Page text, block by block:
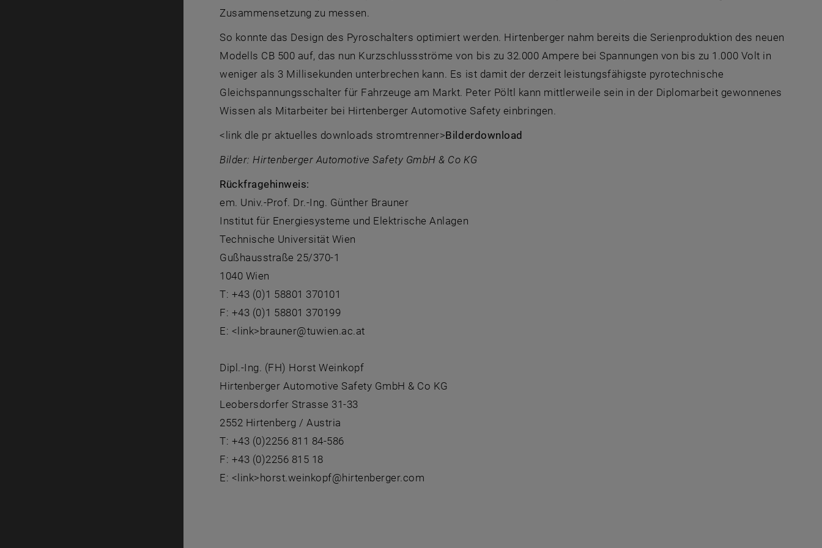
Zusammensetzung zu messen.
So konnte das Design des Pyroschalters optimiert werden. Hirtenberger nahm bereits die Serienproduktion des neuen
Modells CB 500 auf, das nun Kurzschlussströme von bis zu 32.000 Ampere bei Spannungen von bis zu 1.000 Volt in
weniger als 3 Millisekunden unterbrechen kann. Es ist damit der derzeit leistungsfähigste pyrotechnische
Gleichspannungsschalter für Fahrzeuge am Markt. Peter Pöltl kann mittlerweile sein in der Diplomarbeit gewonnenes
Wissen als Mitarbeiter bei Hirtenberger Automotive Safety einbringen.
<link dle pr aktuelles downloads stromtrenner>Bilderdownload
Bilder: Hirtenberger Automotive Safety GmbH & Co KG
Rückfragehinweis:
em. Univ.-Prof. Dr.-Ing. Günther Brauner
Institut für Energiesysteme und Elektrische Anlagen
Technische Universität Wien
Gußhausstraße 25/370-1
1040 Wien
T: +43 (0)1 58801 370101
F: +43 (0)1 58801 370199
E: <link>brauner@tuwien.ac.at
Dipl.-Ing. (FH) Horst Weinkopf
Hirtenberger Automotive Safety GmbH & Co KG
Leobersdorfer Strasse 31-33
2552 Hirtenberg / Austria
T: +43 (0)2256 811 84-586
F: +43 (0)2256 815 18
E: <link>horst.weinkopf@hirtenberger.com